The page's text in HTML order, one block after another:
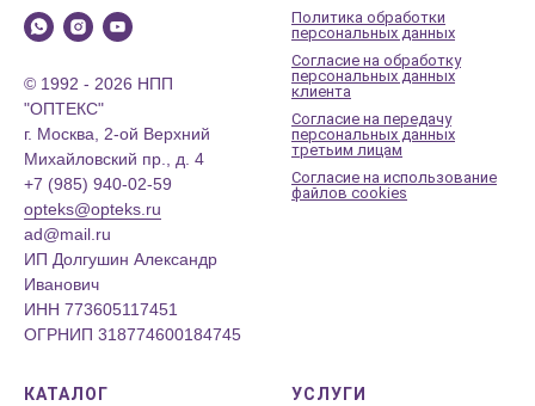
© 1992 - 2026 НПП
"ОПТЕКС"
г. Москва, 2-ой Верхний
Михайловский пр., д. 4
+7 (985) 940-02-59
opteks@opteks.ru
ad@mail.ru
ИП Долгушин Александр
Иванович
ИНН 773605117451
ОГРНИП 318774600184745
Политика обработки
персональных данных
Согласие на обработку
персональных данных
клиента
Согласие на передачу
персональных данных
третьим лицам
Согласие на использование
файлов cookies
КАТАЛОГ УСЛУГИ